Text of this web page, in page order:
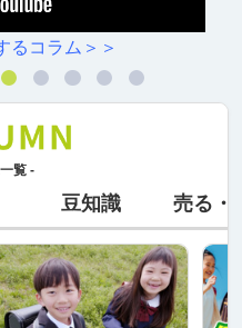
るコラム＞＞
覧 -
豆知識 売る・